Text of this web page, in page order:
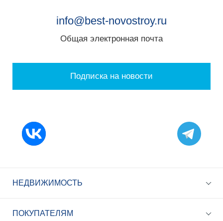
info@best-novostroy.ru
Общая электронная почта
Подписка на новости
НЕДВИЖИМОСТЬ
ПОКУПАТЕЛЯМ